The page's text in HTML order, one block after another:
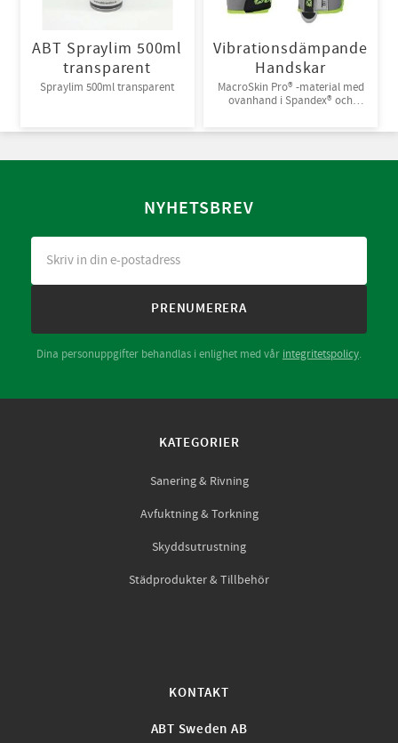
ABT Spraylim 500ml
transparent
Spraylim 500ml transparent
Vibrationsdämpande
Handskar
MacroSkin Pro® -material med
ovanhand i Spandex® och
NYHETSBREV
PRENUMERERA
Dina personuppgifter behandlas i enlighet med vår integritetspolicy.
KATEGORIER
Sanering & Rivning
Avfuktning & Torkning
Skyddsutrustning
Städprodukter & Tillbehör
KONTAKT
ABT Sweden AB